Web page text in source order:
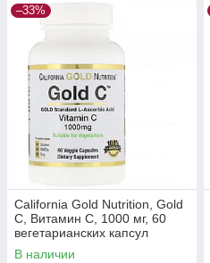
–33%
California Gold Nutrition, Gold
C, Витамин C, 1000 мг, 60
вегетарианских капсул
В наличии